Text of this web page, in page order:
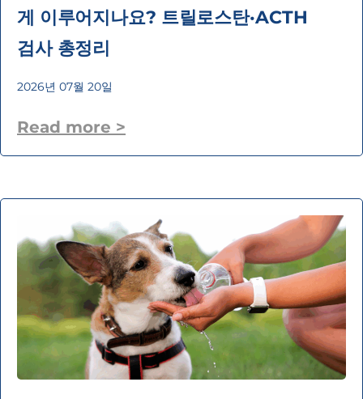
게 이루어지나요? 트릴로스탄·ACTH
검사 총정리
2026년 07월 20일
Read more >